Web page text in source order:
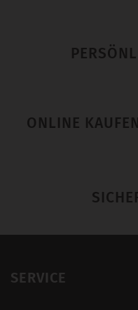
ONLINE
SERVICE